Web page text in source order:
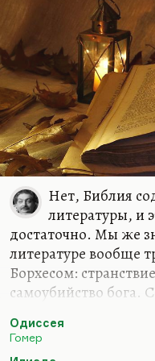
Нет, Библия
литературы, и
достаточно. Мы же
литературе вообще
Борхесом:
самоубийство бога.
ярче. Осада города
множество раз, но
Одиссея
Гомер